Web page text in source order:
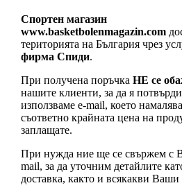
Спортен магазин
www.basketbolenmagazin.com
територията на България чрез
фирма Спиди.
При получена поръчка НЕ се
нашите клиенти, за да я
използваме e-mail, което
съответно крайната цена на
заплащате.
При нужда ние ще се свържем с
mail, за да уточним детайлите
доставка, както и всякакви